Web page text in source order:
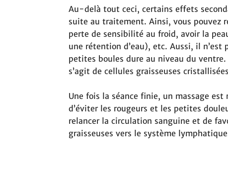
Au-delà tout ceci, certains effets
suite au traitement. Ainsi, vous pouvez
perte de sensibilité au froid, avoir la
une rétention d’eau), etc. Aussi, il n’est
petites boules dure au niveau du ventre.
s’agit de cellules graisseuses
Une fois la séance finie, un massage
d’éviter les rougeurs et les petites
relancer la circulation sanguine et de
graisseuses vers le système